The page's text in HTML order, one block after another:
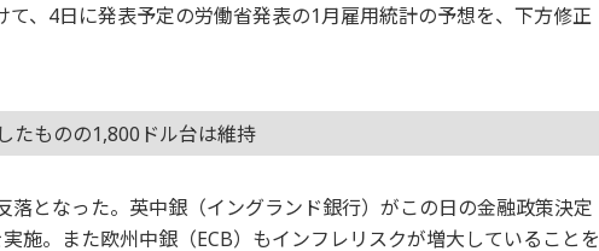
て、4日に発表予定の労働省発表の1月雇用統計の予想を、下方修正
たものの1,800ドル台は維持
落となった。英中銀（イングランド銀行）がこの日の金融政策決定
施。また欧州中銀（ECB）もインフレリスクが増大していることを